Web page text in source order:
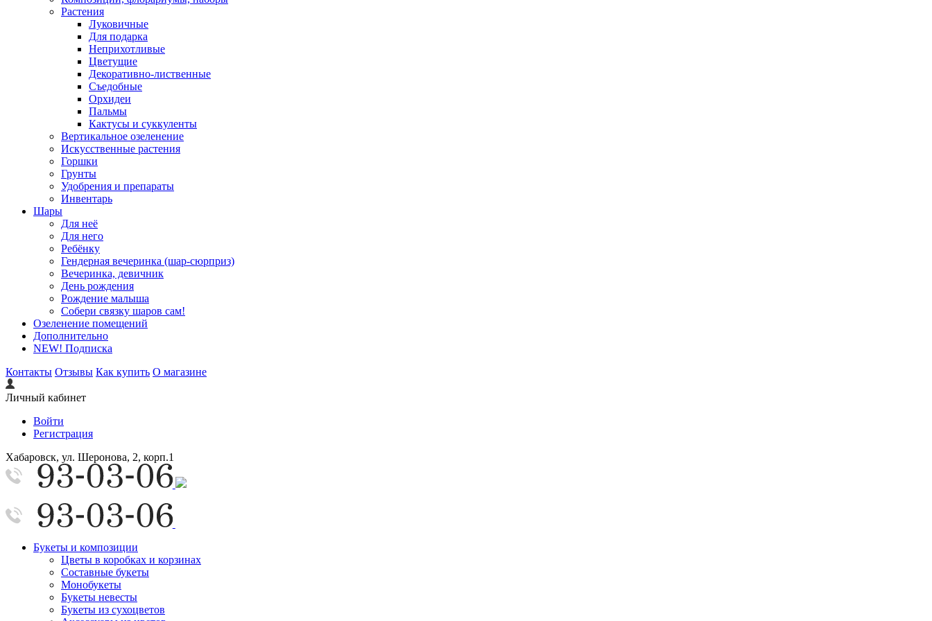
Растения
Луковичные
Для подарка
Неприхотливые
Цветущие
Декоративно-лиственные
Съедобные
Орхидеи
Пальмы
Кактусы и суккуленты
Вертикальное озеленение
Искусственные растения
Горшки
Грунты
Удобрения и препараты
Инвентарь
Шары
Для неё
Для него
Ребёнку
Гендерная вечеринка (шар-сюрприз)
Вечеринка, девичник
День рождения
Рождение малыша
Собери связку шаров сам!
Озеленение помещений
Дополнительно
NEW! Подписка
Контакты Отзывы Как купить О магазине
Личный кабинет
Войти
Регистрация
Хабаровск, ул. Шеронова, 2, корп.1
Букеты и композиции
Цветы в коробках и корзинах
Составные букеты
Монобукеты
Букеты невесты
Букеты из сухоцветов